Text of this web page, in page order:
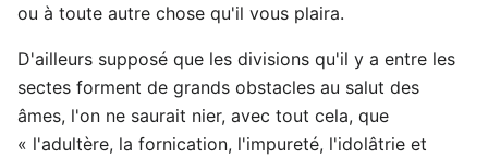
ou à toute autre chose qu'il vous plaira.
D'ailleurs supposé que les divisions qu'il y a entre les
sectes forment de grands obstacles au salut des
âmes, l'on ne saurait nier, avec tout cela, que
« l'adultère, la fornication, l'impureté, l'idolâtrie et